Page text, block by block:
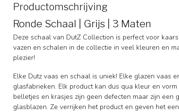
Productomschrijving
Ronde Schaal | Grijs | 3 Maten
Deze schaal van DutZ Collection is perfect voor
vazen en schalen in de collectie in veel kleuren en
plezier!
Elke Dutz vaas en schaal is uniek! Elke glazen vaas
glasfabrieken. Elk product kan dus qua kleur en
belletjes en krasjes zijn geen defecten maar zijn
glasblazen. Ze verrijken het product en geven het